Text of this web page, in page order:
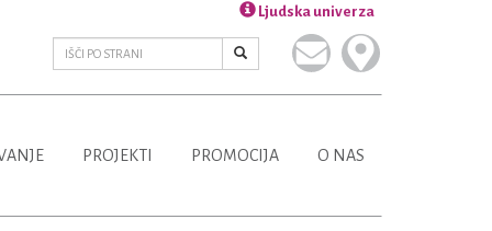
Ljudska univerza
PROJEKTI PROMOCIJA O NAS